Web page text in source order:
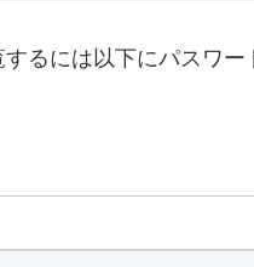
るには以下にパスワー